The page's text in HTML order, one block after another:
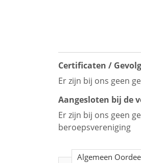
Certificaten /
Er zijn bij ons geen
Aangesloten bij de
Er zijn bij ons geen
beroepsvereniging
Algemeen